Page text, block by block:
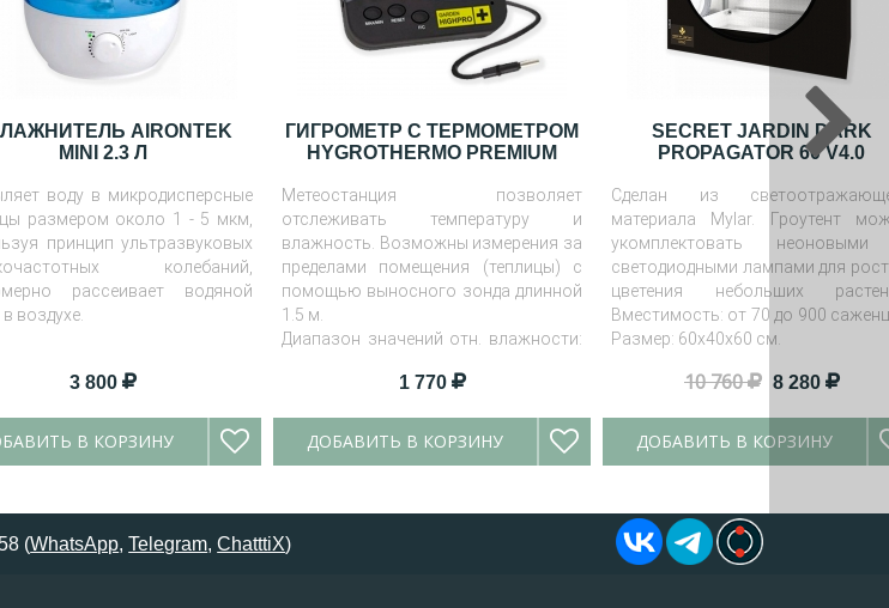
AIRONTEK
MINI 2.3 Л
воду в микродисперсные
размером около 1 - 5 мкм,
принцип ультразвуковых
колебаний,
рассеивает водяной
воздухе.
3 800
В КОРЗИНУ
ГИГРОМЕТР С ТЕРМОМЕТРОМ
HYGROTHERMO PREMIUM
Метеостанция позволяет
отслеживать температуру и
влажность. Возможны измерения за
пределами помещения (теплицы) с
помощью выносного зонда длинной
1.5 м.
Диапазон значений отн. влажности:
Диапазон температуры: 0 - 50 °C
1 770
ДОБАВИТЬ В КОРЗИНУ
SECRET JARDIN DARK
PROPAGATOR 60 V4.0
Сделан из
материала Mylar. Гроутент
укомплектовать
светодиодными лампами для
цветения небольших
Вместимость: от 70 до 900
Размер: 60х40х60 см.
10 760 8 280
ДОБАВИТЬ В КОРЗИНУ
(WhatsApp,Telegram,ChatttiX)